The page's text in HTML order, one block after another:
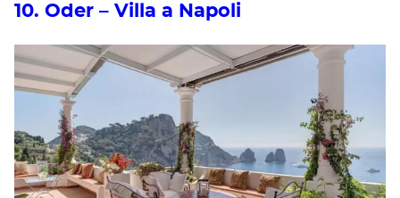
10. Oder – Villa a Napoli